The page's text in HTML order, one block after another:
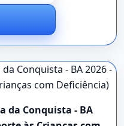
da Conquista - BA